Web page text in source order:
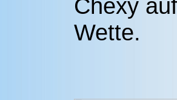
Chexy
Wette.